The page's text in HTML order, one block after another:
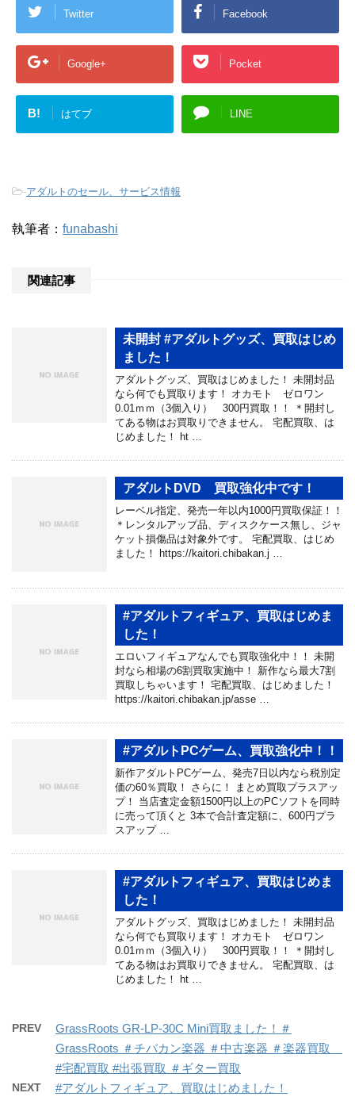
Twitter Facebook
Google+ Pocket
B! はてブ LINE
-アダルトのセール、サービス情報
執筆者： funabashi
関連記事
未開封 #アダルトグッズ、買取はじめ
ました！
アダルトグッズ、買取はじめました！ 未開封品
なら何でも買取ります！ オカモト ゼロワン
0.01ｍｍ（3個入り） 300円買取！！ ＊開封し
てある物はお買取りできません。 宅配買取、は
じめました！ ht …
アダルトDVD 買取強化中です！
レーベル指定、発売一年以内1000円買取保証！！
＊レンタルアップ品、ディスクケース無し、ジャ
ケット損傷品は対象外です。 宅配買取、はじめ
ました！ https://kaitori.chibakan.j …
#アダルトフィギュア、買取はじめま
した！
エロいフィギュアなんでも買取強化中！！ 未開
封なら相場の6割買取実施中！ 新作なら最大7割
買取しちゃいます！ 宅配買取、はじめました！
https://kaitori.chibakan.jp/asse …
#アダルトPCゲーム、買取強化中！！
新作アダルトPCゲーム、発売7日以内なら税別定
価の60％買取！ さらに！ まとめ買取プラスアッ
プ！ 当店査定金額1500円以上のPCソフトを同時
に売って頂くと 3本で合計査定額に、600円プラ
スアップ …
#アダルトフィギュア、買取はじめま
した！
アダルトグッズ、買取はじめました！ 未開封品
なら何でも買取ります！ オカモト ゼロワン
0.01ｍｍ（3個入り） 300円買取！！ ＊開封し
てある物はお買取りできません。 宅配買取、は
じめました！ ht …
PREV
GrassRoots GR-LP-30C Mini買取ました！＃
GrassRoots ＃チバカン楽器 ＃中古楽器 ＃楽器買取
#宅配買取 #出張買取 ＃ギター買取
NEXT #アダルトフィギュア、買取はじめました！